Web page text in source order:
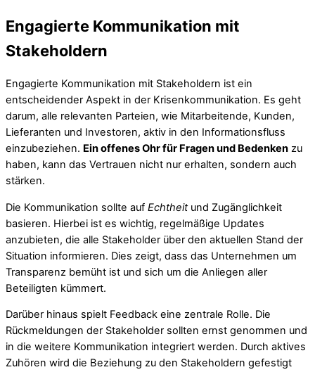
Engagierte Kommunikation mit
Stakeholdern
Engagierte Kommunikation mit Stakeholdern ist ein
entscheidender Aspekt in der Krisenkommunikation. Es geht
darum, alle relevanten Parteien, wie Mitarbeitende, Kunden,
Lieferanten und Investoren, aktiv in den Informationsfluss
einzubeziehen. Ein offenes Ohr für Fragen und Bedenken zu
haben, kann das Vertrauen nicht nur erhalten, sondern auch
stärken.
Die Kommunikation sollte auf Echtheitund Zugänglichkeit
basieren. Hierbei ist es wichtig, regelmäßige Updates
anzubieten, die alle Stakeholder über den aktuellen Stand der
Situation informieren. Dies zeigt, dass das Unternehmen um
Transparenz bemüht ist und sich um die Anliegen aller
Beteiligten kümmert.
Darüber hinaus spielt Feedback eine zentrale Rolle. Die
Rückmeldungen der Stakeholder sollten ernst genommen und
in die weitere Kommunikation integriert werden. Durch aktives
Zuhören wird die Beziehung zu den Stakeholdern gefestigt